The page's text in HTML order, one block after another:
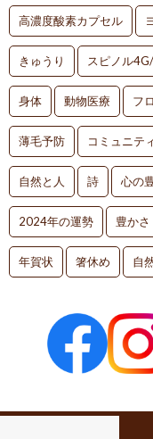
高濃度酸素カプセル
きゅうり スピノル
身体 動物医療 フ
薄毛予防 コミュニテ
自然と人 詩 心の
2024年の運勢 豊かさ
年賀状 箸休め 自